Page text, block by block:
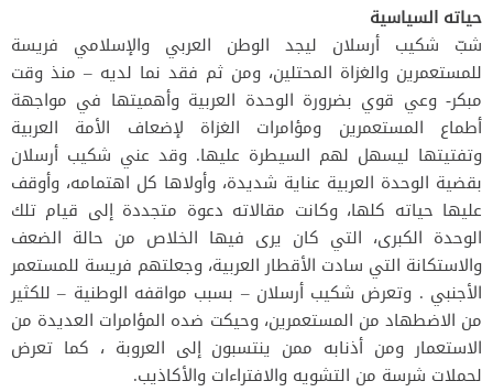
حياته السياسية
شبّ شكيب أرسلان ليجد الوطن العربي والإسلامي فريسة
للمستعمرين والغزاة المحتلين، ومن ثم فقد نما لديه – منذ وقت
مبكر- وعي قوي بضرورة الوحدة العربية وأهميتها في مواجهة
أطماع المستعمرين ومؤامرات الغزاة لإضعاف الأمة العربية
وتفتيتها ليسهل لهم السيطرة عليها. وقد عني شكيب أرسلان
بقضية الوحدة العربية عناية شديدة، وأولاها كل اهتمامه، وأوقف
عليها حياته كلها، وكانت مقالاته دعوة متجددة إلى قيام تلك
الوحدة الكبرى، التي كان يرى فيها الخلاص من حالة الضعف
والاستكانة التي سادت الأقطار العربية، وجعلتهم فريسة للمستعمر
الأجنبي . وتعرض شكيب أرسلان – بسبب مواقفه الوطنية – للكثير
من الاضطهاد من المستعمرين، وحيكت ضده المؤامرات العديدة من
الاستعمار ومن أذنابه ممن ينتسبون إلى العروبة ، كما تعرض
لحملات شرسة من التشويه والافتراءات والأكاذيب.